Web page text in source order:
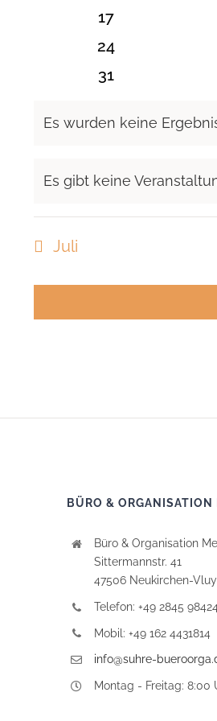
Veranstaltungen
0
Veranstaltungen
17
0
Veranstaltungen
24
0
31
Es wurden keine
Hinweis
Es gibt keine
Juli
BÜRO & ORGANISATION
Büro & Organisation
Sittermannstr. 41
47506 Neukirchen-
Telefon: +49 2845
Mobil: +49 162 4431814
info@suhre-
Montag - Freitag: 8:00